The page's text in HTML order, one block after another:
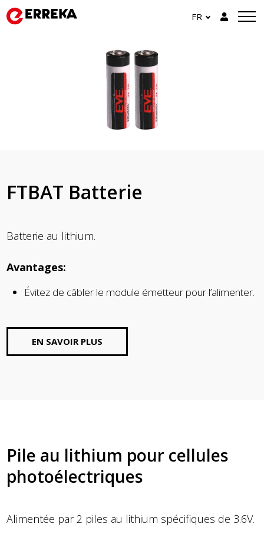
FR
FTBAT Batterie
Batterie au lithium.
Avantages:
Évitez de câbler le module émetteur pour l’alimenter.
EN SAVOIR PLUS
Pile au lithium pour cellules
photoélectriques
Alimentée par 2 piles au lithium spécifiques de 3.6V.